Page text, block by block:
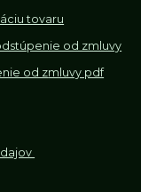
tovaru
od zmluvy
od zmluvy pdf